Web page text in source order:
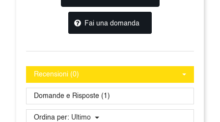
Fai una domanda
Recensioni (0)
Domande e Risposte (1)
Ordina per: Ultimo